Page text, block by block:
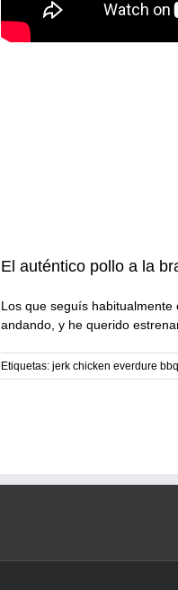
El auténtico pollo a la
Los que seguís
andando, y he querido
Etiquetas: jerk chicken everdure bbq